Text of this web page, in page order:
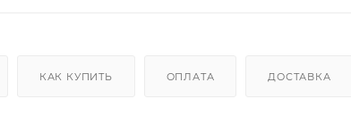
КАК КУПИТЬ ОПЛАТА ДОСТАВКА